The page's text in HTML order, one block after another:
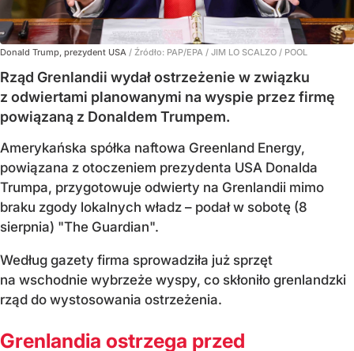
Donald Trump, prezydent USA / Źródło: PAP/EPA / JIM LO SCALZO / POOL
Rząd Grenlandii wydał ostrzeżenie w związku
z odwiertami planowanymi na wyspie przez firmę
powiązaną z Donaldem Trumpem.
Amerykańska spółka naftowa Greenland Energy,
powiązana z otoczeniem prezydenta USA Donalda
Trumpa, przygotowuje odwierty na Grenlandii mimo
braku zgody lokalnych władz – podał w sobotę (8
sierpnia) "The Guardian".
Według gazety firma sprowadziła już sprzęt
na wschodnie wybrzeże wyspy, co skłoniło grenlandzki
rząd do wystosowania ostrzeżenia.
Grenlandia ostrzega przed